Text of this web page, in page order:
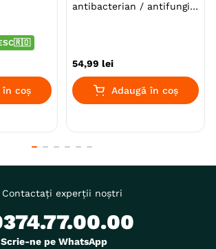
în coș
antibacterian / antifungic,
54,99 lei
Adaugă în coș
Contactați experții noștri
Scrie-ne pe WhatsApp